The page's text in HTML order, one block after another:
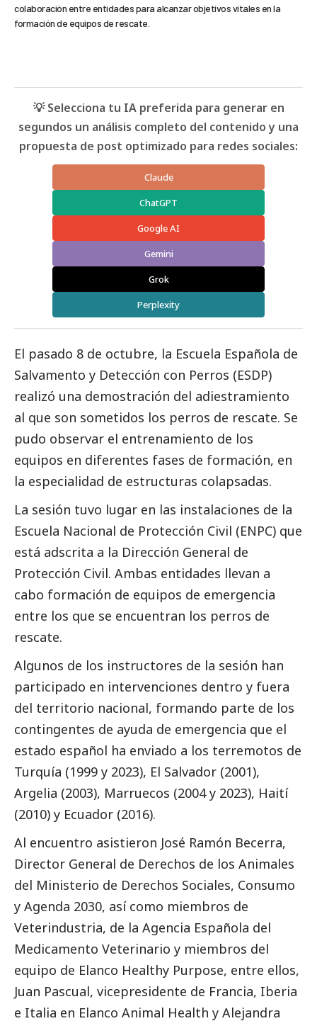
colaboración entre entidades para alcanzar objetivos vitales en la
formación de equipos de rescate.
💡 Selecciona tu IA preferida para generar en
segundos un análisis completo del contenido y una
propuesta de post optimizado para redes sociales:
Claude
ChatGPT
Google AI
Gemini
Grok
Perplexity
El pasado 8 de octubre, la Escuela Española de
Salvamento y Detección con Perros (ESDP)
realizó una demostración del adiestramiento
al que son sometidos los perros de rescate. Se
pudo observar el entrenamiento de los
equipos en diferentes fases de formación, en
la especialidad de estructuras colapsadas.
La sesión tuvo lugar en las instalaciones de la
Escuela Nacional de Protección Civil (ENPC) que
está adscrita a la Dirección General de
Protección Civil. Ambas entidades llevan a
cabo formación de equipos de emergencia
entre los que se encuentran los perros de
rescate.
Algunos de los instructores de la sesión han
participado en intervenciones dentro y fuera
del territorio nacional, formando parte de los
contingentes de ayuda de emergencia que el
estado español ha enviado a los terremotos de
Turquía (1999 y 2023), El Salvador (2001),
Argelia (2003), Marruecos (2004 y 2023), Haití
(2010) y Ecuador (2016).
Al encuentro asistieron José Ramón Becerra,
Director General de Derechos de los Animales
del Ministerio de Derechos Sociales, Consumo
y Agenda 2030, así como miembros de
Veterindustria, de la Agencia Española del
Medicamento Veterinario y miembros del
equipo de Elanco Healthy Purpose, entre ellos,
Juan Pascual, vicepresidente de Francia, Iberia
e Italia en Elanco Animal Health y Alejandra